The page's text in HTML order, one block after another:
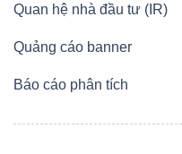
Quan hệ nhà đầu tư (IR)
Quảng cáo banner
Báo cáo phân tích